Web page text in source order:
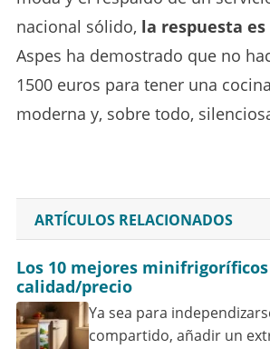
nacional sólido, la respuesta
Aspes ha demostrado que no
1500 euros para tener una
moderna y, sobre todo,
ARTÍCULOS RELACIONADOS
Los 10 mejores
calidad/precio
Ya sea para
compartido, añadir un